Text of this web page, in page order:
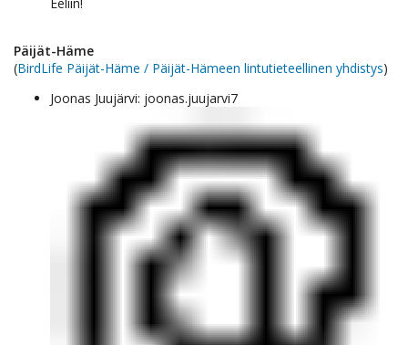
Päijät-Häme
(BirdLife Päijät-Häme / Päijät-Hämeen lintutieteellinen yhdistys)
Joonas Juujärvi: joonas.juujarvi7